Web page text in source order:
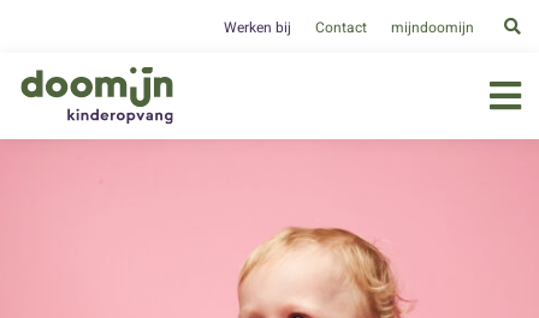
Werken bij Contact mijndoomijn